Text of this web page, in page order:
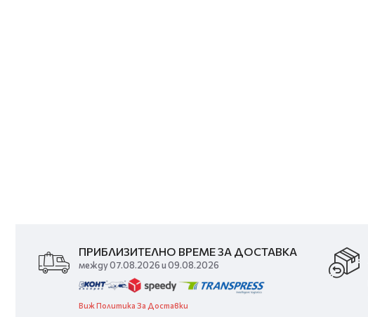
ПРИБЛИЗИТЕЛНО ВРЕМЕ ЗА ДОСТАВКА
между 07.08.2026 и 09.08.2026
Виж Политика За Доставки